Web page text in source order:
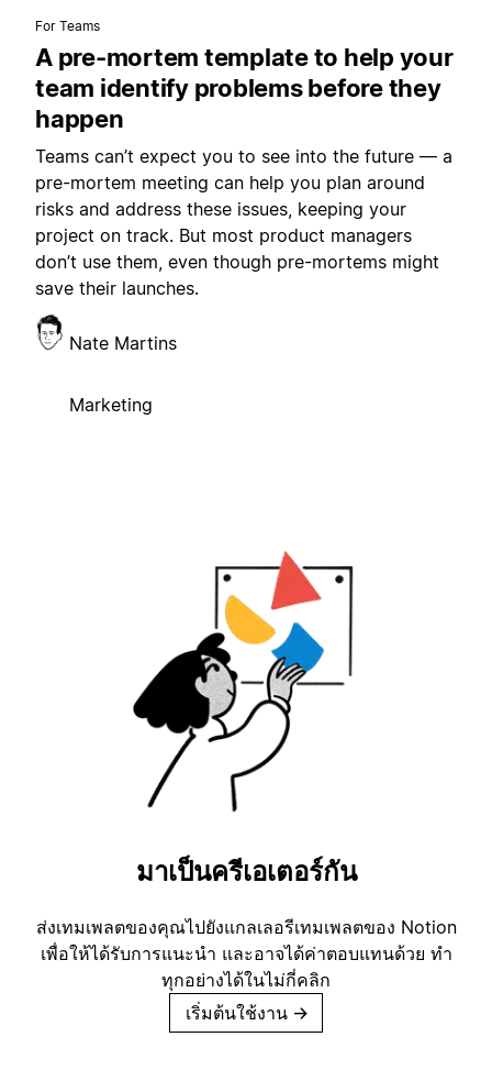
For Teams
A pre-mortem template to help your
team identify problems before they
happen
Teams can’t expect you to see into the future — a
pre-mortem meeting can help you plan around
risks and address these issues, keeping your
project on track. But most product managers
don’t use them, even though pre-mortems might
save their launches.
Nate Martins
Marketing
มาเป็นครีเอเตอร์กัน
ส่งเทมเพลตของคุณไปยังแกลเลอรีเทมเพลตของ Notion
เพื่อให้ได้รับการแนะนำ และอาจได้ค่าตอบแทนด้วย ทำ
ทุกอย่างได้ในไม่กี่คลิก
เริ่มต้นใช้งาน →